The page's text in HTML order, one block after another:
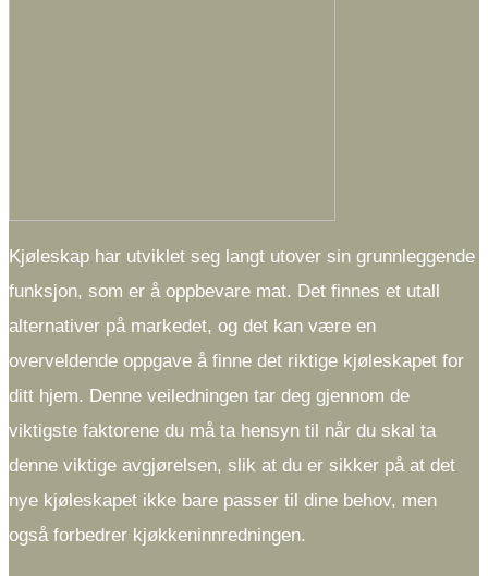
Kjøleskap har utviklet seg langt utover sin grunnleggende
funksjon, som er å oppbevare mat. Det finnes et utall
alternativer på markedet, og det kan være en
overveldende oppgave å finne det riktige kjøleskapet for
ditt hjem. Denne veiledningen tar deg gjennom de
viktigste faktorene du må ta hensyn til når du skal ta
denne viktige avgjørelsen, slik at du er sikker på at det
nye kjøleskapet ikke bare passer til dine behov, men
også forbedrer kjøkkeninnredningen.